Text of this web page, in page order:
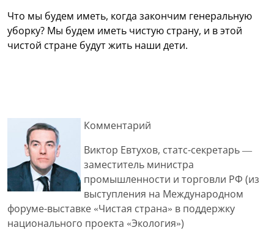
Что мы будем иметь, когда закончим генеральную
уборку? Мы будем иметь чистую страну, и в этой
чистой стране будут жить наши дети.
Комментарий
Виктор Евтухов, статс-секретарь —
заместитель министра
промышленности и торговли РФ (из
выступления на Международном
форуме-выставке «Чистая страна» в поддержку
национального проекта «Экология»)